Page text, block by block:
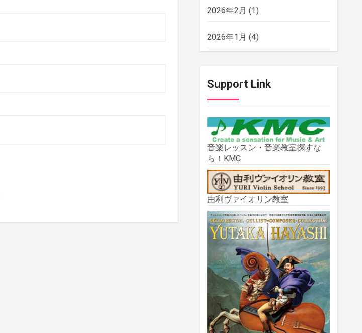
2026年2月 (1)
2026年1月 (4)
2025年11月(2)
2025年10月(2)
2025年9月(3)
2025年8月(5)
2025年7月(3)
2025年6月(1)
2025年5月(5)
2025年3月(1)
2025年2月(1)
2025年1月(3)
Support Link
音楽レッスン・音楽教室探すな
ら！KMC
由利ヴァイオリン教室